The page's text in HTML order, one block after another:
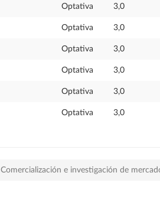
Optativa 3,0
Optativa 3,0
Optativa 3,0
Optativa 3,0
Optativa 3,0
Optativa 3,0
Comercialización e investigación de